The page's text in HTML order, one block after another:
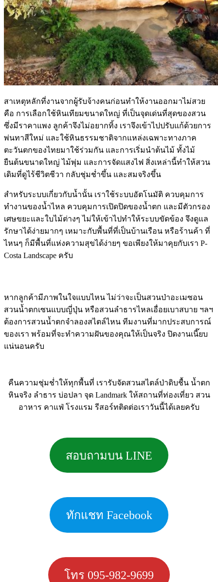
สาเหตุหลักที่งานจากผู้รับจ้างคนก่อนทำให้งานออกมาไม่สวย
คือ การเลือกใช้หินเทียมขนาดใหญ่ ที่เป็นจุดเด่นที่สุดของสวน
ซึ่งมีราคาแพง ลูกค้าจึงไม่อยากทิ้ง เราจึงเข้าไปปรับแก้ด้วยการ
พ่นทาสีใหม่ และใช้หินธรรมชาติจากแหล่งเฉพาะทางภาค
ตะวันตกของไทยมาใช้ร่วมกัน และการเริ่มนำต้นไม้ ทั้งไม้
ยืนต้นขนาดใหญ่ ไม้พุ่ม และการจัดแสงไฟ สิ่งเหล่านี้ทำให้สวน
เดิมที่ดูไร้ชีวิตชีวา กลับชุ่มช่ำขึ้น และสมจริงขึ้น
สำหรับระบบเกี่ยวกับน้ำนั้น เราใช้ระบบอัตโนมัติ ควบคุมการ
ทำงานของน้ำไหล ควบคุมการเปิดปิดของน้ำตก และมีตัวกรอง
เศษขยะและใบไม้ต่างๆ ไม่ให้เข้าไปทำให้ระบบขัดข้อง จึงดูแล
รักษาได้ง่ายมากๆ เหมาะกับพื้นที่ที่เป็นบ้านเรือน หรือร้านค้า ที่
ไหนๆ ก็มีพื้นที่แห่งความสุขได้ง่ายๆ ขอเพียงให้มาคุยกับเรา P-
Costa Landscape ครับ
หากลูกค้ามีภาพในใจแบบไหน ไม่ว่าจะเป็นสวนป่าอะเมซอน
สวนน้ำตกเซนแบบญี่ปุ่น หรือสวนลำธารไหลเอื่อยเบาสบาย ฯลฯ
ต้องการสวนน้ำตกจำลองสไตล์ไหน ทีมงานที่มากประสบการณ์
ของเรา พร้อมที่จะทำความฝันของคุณให้เป็นจริง ปิดงานเนี๊ยบ
แน่นอนครับ
คืนความชุ่มช่ำให้ทุกพื้นที่ เรารับจัดสวนสไตล์ป่าดิบชื้น น้ำตก
หินจริง ลำธาร บ่อปลา จุด Landmark ให้สถานที่ท่องเที่ยว สวน
อาหาร คาแฟ่ โรงแรม รีสอร์ทติดต่อเราวันนี้ได้เลยครับ
สอบถามบน LINE
ทักแชท Facebook
โทร 095-982-9699